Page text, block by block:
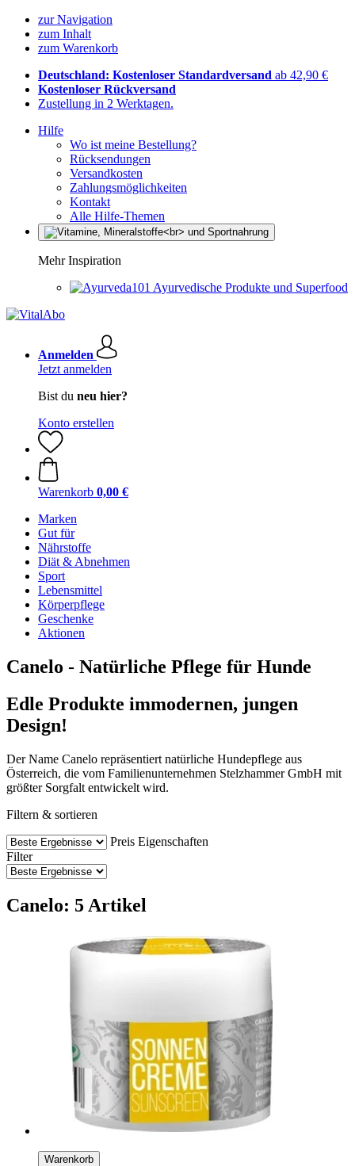
zur Navigation
zum Inhalt
zum Warenkorb
Deutschland: Kostenloser Standardversand ab 42,90 €
Kostenloser Rückversand
Zustellung in 2 Werktagen.
Hilfe
Wo ist meine Bestellung?
Rücksendungen
Versandkosten
Zahlungsmöglichkeiten
Kontakt
Alle Hilfe-Themen
Mehr Inspiration
Ayurvedische Produkte und Superfood
Anmelden
Jetzt anmelden
Bist du neu hier?
Konto erstellen
Warenkorb 0,00 €
Marken
Gut für
Nährstoffe
Diät & Abnehmen
Sport
Lebensmittel
Körperpflege
Geschenke
Aktionen
Canelo - Natürliche Pflege für Hunde
Edle Produkte immodernen, jungen
Design!
Der Name Canelo repräsentiert natürliche Hundepflege aus
Österreich, die vom Familienunternehmen Stelzhammer GmbH mit
größter Sorgfalt entwickelt wird.
Filtern & sortieren
Preis Eigenschaften
Filter
Canelo: 5 Artikel
Warenkorb